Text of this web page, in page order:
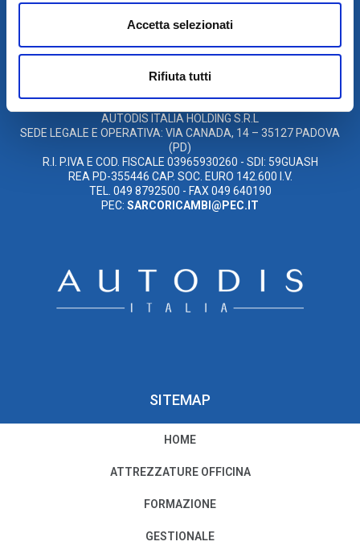
Accetta selezionati
Rifiuta tutti
© 2021
XMASTERÈ UN MARCHIO DI AUTODIS ITALIA HOLDING
AUTODIS ITALIA HOLDING S.R.L
SEDE LEGALE E OPERATIVA: VIA CANADA, 14 – 35127 PADOVA
(PD)
R.I. P.IVA E COD. FISCALE 03965930260 - SDI: 59GUASH
REA PD-355446 CAP. SOC. EURO 142.600 I.V.
TEL. 049 8792500 - FAX 049 640190
PEC: SARCORICAMBI@PEC.IT
SITEMAP
HOME
ATTREZZATURE OFFICINA
FORMAZIONE
GESTIONALE
PRIVACY E COOKIE POLICY
Cookie Policy